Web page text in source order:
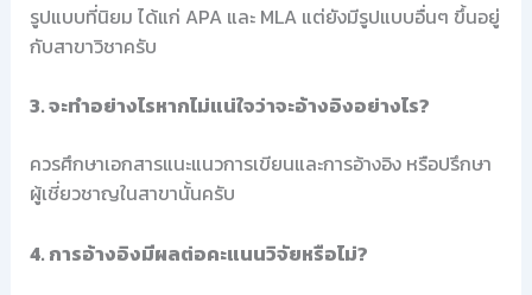
รูปแบบที่นิยม ได้แก่ APA และ MLA แต่ยังมีรูปแบบอื่นๆ ขึ้นอยู่
กับสาขาวิชาครับ
3. จะทำอย่างไรหากไม่แน่ใจว่าจะอ้างอิงอย่างไร?
ควรศึกษาเอกสารแนะแนวการเขียนและการอ้างอิง หรือปรึกษา
ผู้เชี่ยวชาญในสาขานั้นครับ
4. การอ้างอิงมีผลต่อคะแนนวิจัยหรือไม่?